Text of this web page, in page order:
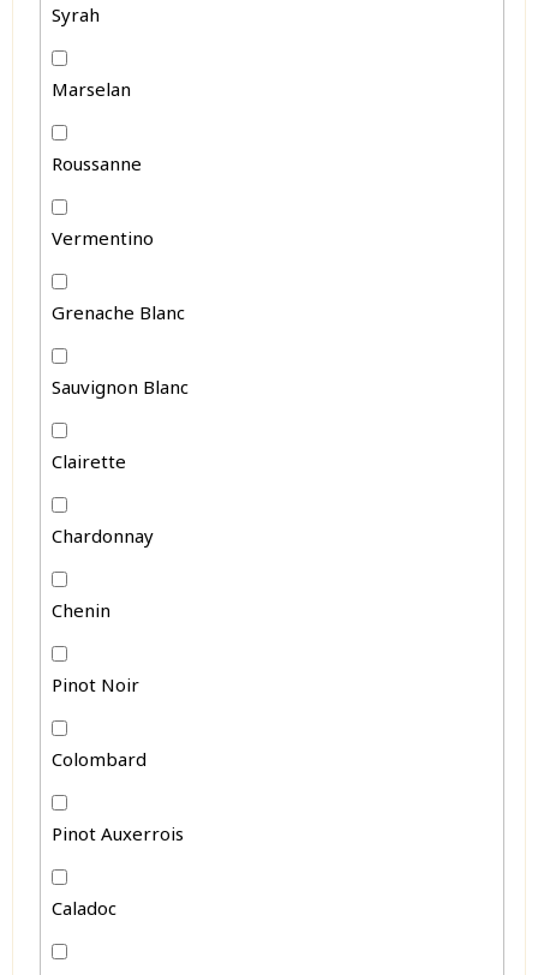
Syrah
Marselan
Roussanne
Vermentino
Grenache Blanc
Sauvignon Blanc
Clairette
Chardonnay
Chenin
Pinot Noir
Colombard
Pinot Auxerrois
Caladoc